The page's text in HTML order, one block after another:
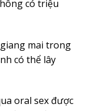
có triệu
mai trong
có thể lây
oral sex được